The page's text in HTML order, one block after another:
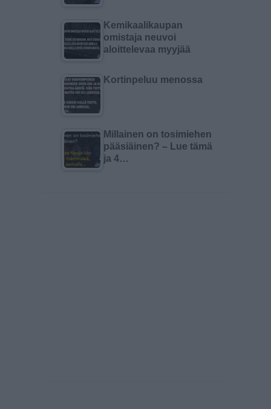
Kemikaalikaupan
omistaja neuvoi
aloittelevaa myyjää
Kortinpeluu menossa
Millainen on tosimiehen
pääsiäinen? – Lue tämä
ja 4…